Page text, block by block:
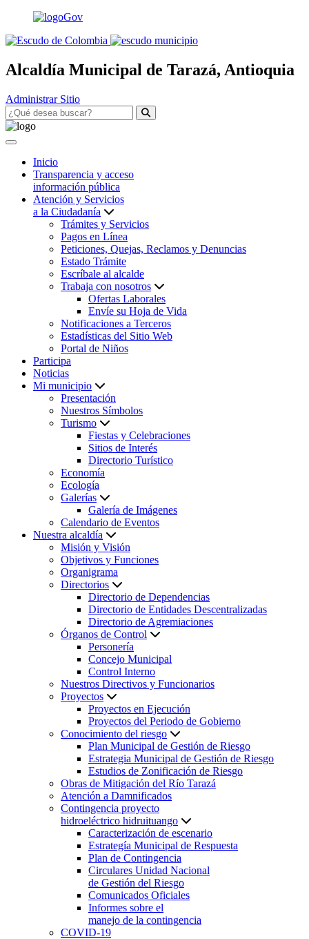
Alcaldía Municipal de Tarazá, Antioquia
Administrar Sitio
Inicio
Transparencia y acceso
información pública
Atención y Servicios
a la Ciudadanía
Trámites y Servicios
Pagos en Línea
Peticiones, Quejas, Reclamos y Denuncias
Estado Trámite
Escríbale al alcalde
Trabaja con nosotros
Ofertas Laborales
Envíe su Hoja de Vida
Notificaciones a Terceros
Estadísticas del Sitio Web
Portal de Niños
Participa
Noticias
Mi municipio
Presentación
Nuestros Símbolos
Turismo
Fiestas y Celebraciones
Sitios de Interés
Directorio Turístico
Economía
Ecología
Galerías
Galería de Imágenes
Calendario de Eventos
Nuestra alcaldía
Misión y Visión
Objetivos y Funciones
Organigrama
Directorios
Directorio de Dependencias
Directorio de Entidades Descentralizadas
Directorio de Agremiaciones
Órganos de Control
Personería
Concejo Municipal
Control Interno
Nuestros Directivos y Funcionarios
Proyectos
Proyectos en Ejecución
Proyectos del Periodo de Gobierno
Conocimiento del riesgo
Plan Municipal de Gestión de Riesgo
Estrategia Municipal de Gestión de Riesgo
Estudios de Zonificación de Riesgo
Obras de Mitigación del Río Tarazá
Atención a Damnificados
Contingencia proyecto
hidroeléctrico hidruituango
Caracterización de escenario
Estrategía Municipal de Respuesta
Plan de Contingencia
Circulares Unidad Nacional
de Gestión del Riesgo
Comunicados Oficiales
Informes sobre el
manejo de la contingencia
COVID-19